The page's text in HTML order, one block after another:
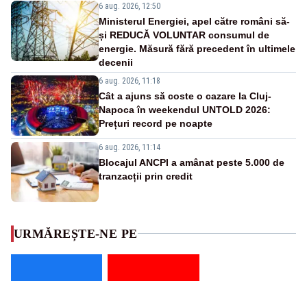
6 aug. 2026, 12:50
Ministerul Energiei, apel către români să-
și REDUCĂ VOLUNTAR consumul de
energie. Măsură fără precedent în ultimele
decenii
6 aug. 2026, 11:18
Cât a ajuns să coste o cazare la Cluj-
Napoca în weekendul UNTOLD 2026:
Prețuri record pe noapte
6 aug. 2026, 11:14
Blocajul ANCPI a amânat peste 5.000 de
tranzacții prin credit
URMĂREȘTE-NE PE